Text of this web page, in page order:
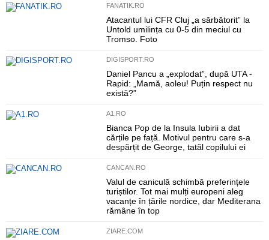
FANATIK.RO
Atacantul lui CFR Cluj „a sărbătorit” la
Untold umilința cu 0-5 din meciul cu
Tromso. Foto
DIGISPORT.RO
Daniel Pancu a „explodat”, după UTA -
Rapid: „Mamă, aoleu! Puțin respect nu
există?”
A1.RO
Bianca Pop de la Insula Iubirii a dat
cărțile pe față. Motivul pentru care s-a
despărțit de George, tatăl copilului ei
CANCAN.RO
Valul de caniculă schimbă preferințele
turiștilor. Tot mai mulți europeni aleg
vacanțe în țările nordice, dar Mediterana
rămâne în top
ZIARE.COM